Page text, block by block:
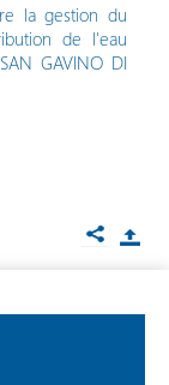
la gestion du
de l'eau
GAVINO DI